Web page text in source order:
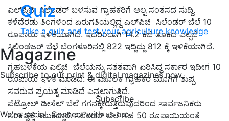
Quiz
Take a quiz and test your agriculture knowledge
Magazine
Subscribe to our print & digital magazines now
Subscribe
We're social. Connect with us on:
ಎಲ್‌ಪಿಜಿ ಸಿಲೆಂಡರ್ ಬಳಸುವ ಗ್ರಾಹಕರಿಗೆ ಅಲ್ಪ ಸಂತಸದ ಸುದ್ದಿ.
ಕಳೆದೆರಡು ತಿಂಗಳಿಂದ ಏರುಗತಿಯಲ್ಲಿದ್ದ ಎಲ್‌ಪಿಜಿ ಸಿಲೆಂಡರ್ ಬೆಲೆ 10
ರೂಪಾಯಿ ಇಳಿಕೆಯಾಗಿದೆ. ಇದರಿಂದಾಗಿ 14.2 ಕೆಜಿ ತೂಕದ ಎಲ್ಪಿಜಿ
ಸಿಲಿಂಡಜರ್ ಬೆಲೆ ಬೆಂಗಳೂರಿನಲ್ಲಿ 822 ಇದ್ದಿದ್ದು 812 ಕ್ಕೆ ಇಳಿಕೆಯಾಗಿದೆ.
ಗೃಹಬಳಕೆಯ ಎಲ್ಪಿಜಿ ಬೆಲೆಯನ್ನು ಸತತವಾಗಿ ಏರಿಸಿದ್ದ ಸರ್ಕಾರ ಇದೀಗ 10
ರೂಪಾಯಿ ಇಳಿಕೆ ಮಾಡಿದೆ. ಈ ಮೂಲಕ ಗ್ರಾಹಕರ ಮೂಗಿಗೆ ತುಪ್ಪ
ಸವರುವ ಪ್ರಯತ್ನ ಮಾಡಿದೆ ಎನ್ನಲಾಗುತ್ತಿದೆ.
ಪೆಟ್ರೋಲ್ ಡೀಸೆಲ್ ಬೆಲೆ ಗಗನಕ್ಕೇರುತ್ತಿರುವುದರಿಂದ ಸಾರ್ವಜನಿಕರು
ಸಂಕಷ್ಟಕ್ಕೆ ಸಿಲುಕಿದ್ದಾರೆ. ಸಿಲೆಂಡರ್ ಬೆಲೆ ಸಹ 50 ರೂಪಾಯಿಯಂತೆ